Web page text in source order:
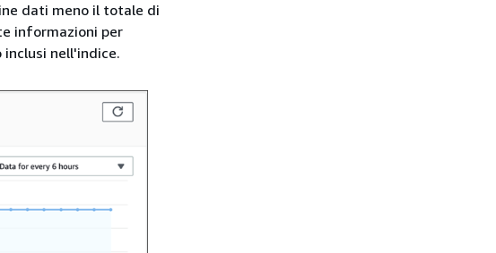
dati meno il totale di
informazioni per
nell'indice.